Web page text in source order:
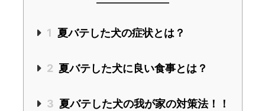
1 夏バテした犬の症状とは？
2 夏バテした犬に良い食事とは？
3 夏バテした犬の我が家の対策法！！